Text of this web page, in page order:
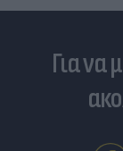
Για να